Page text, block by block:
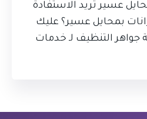
عسير تريد الاستفادة
بمحايل عسير؟ عليك
جواهر التنظيف لـ خدمات